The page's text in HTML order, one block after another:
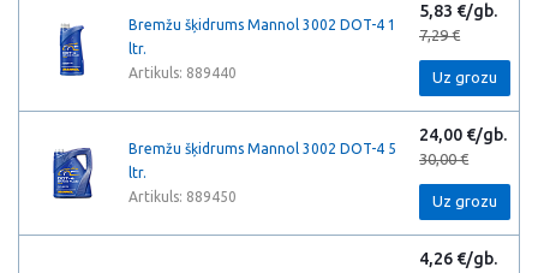
Bremžu šķidrums Mannol 3002 DOT-4 1
ltr.
Artikuls: 889440
5,83 €/gb.
7,29 €
Uz grozu
Bremžu šķidrums Mannol 3002 DOT-4 5
ltr.
Artikuls: 889450
24,00 €/gb.
30,00 €
Uz grozu
4,26 €/gb.